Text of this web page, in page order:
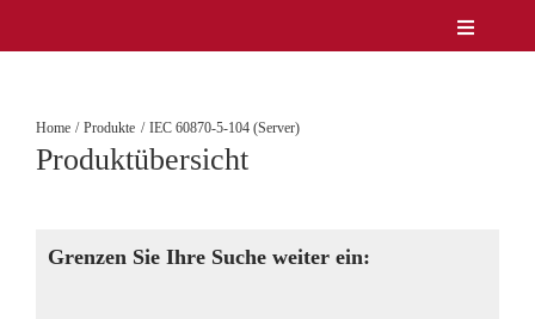
Inhalt
Toggle
Service
News
Home Produkte IEC 60870-5-104 (Server)
Produktübersicht
Grenzen Sie Ihre Suche weiter ein: